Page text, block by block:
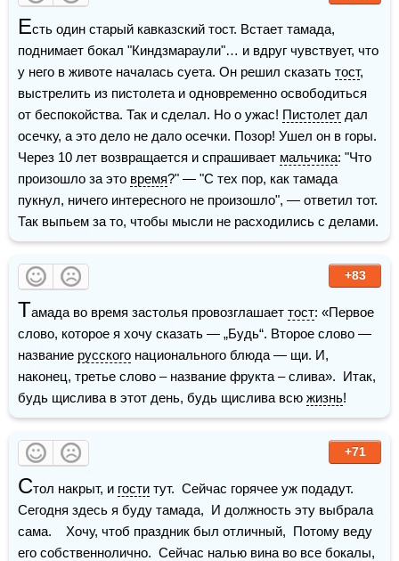
Есть один старый кавказский тост. Встает тамада,
поднимает бокал "Киндзмараули"… и вдруг чувствует, что
у него в животе началась суета. Он решил сказать тост,
выстрелить из пистолета и одновременно освободиться
от беспокойства. Так и сделал. Но о ужас! Пистолет дал
осечку, а это дело не дало осечки. Позор! Ушел он в горы.
Через 10 лет возвращается и спрашивает мальчика: "Что
произошло за это время?" — "С тех пор, как тамада
пукнул, ничего интересного не произошло", — ответил тот.
Так выпьем за то, чтобы мысли не расходились с делами.
+83
Тамада во время застолья провозглашает тост: «Первое
слово, которое я хочу сказать — „Будь“. Второе слово —
название русского национального блюда — щи. И,
наконец, третье слово – название фрукта – слива».  Итак,
будь щислива в этот день, будь щислива всю жизнь!
+71
Стол накрыт, и гости тут.  Сейчас горячее уж подадут.
Сегодня здесь я буду тамада,  И должность эту выбрала
сама.    Хочу, чтоб праздник был отличный,  Потому веду
его собственнолично.  Сейчас налью вина во все бокалы,